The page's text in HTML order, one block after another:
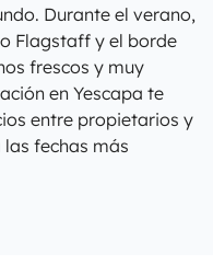
Durante el verano,
Flagstaff y el borde
frescos y muy
en Yescapa te
entre propietarios y
fechas más